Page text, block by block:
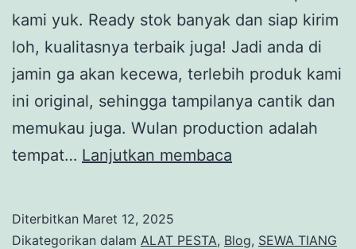
kami yuk. Ready stok banyak dan siap kirim
loh, kualitasnya terbaik juga! Jadi anda di
jamin ga akan kecewa, terlebih produk kami
ini original, sehingga tampilanya cantik dan
memukau juga. Wulan production adalah
tempat… Lanjutkan membaca
Stainless
Diterbitkan Maret 12, 2025
Dikategorikan dalam ALAT PESTA, Blog, SEWA TIANG